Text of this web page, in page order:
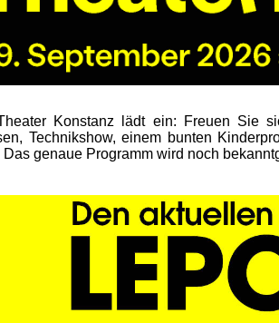
Konstanz lädt ein: Freuen Sie
Technikshow, einem bunten
Das genaue Programm wird noch